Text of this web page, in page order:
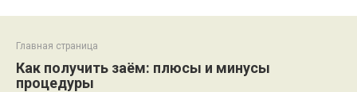
Главная страница
Как получить заём: плюсы и минусы
процедуры